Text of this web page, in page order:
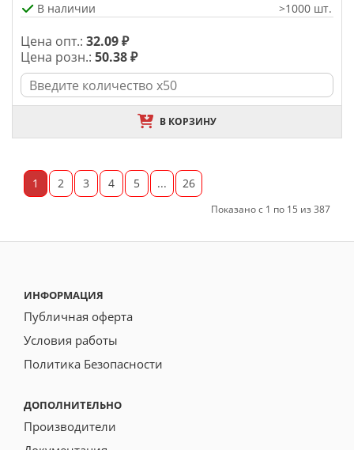
В наличии
>1000 шт.
Цена опт.: 32.09 ₽
Цена розн.: 50.38 ₽
В КОРЗИНУ
1 2 3 4 5 ... 26
Показано с 1 по 15 из 387
ИНФОРМАЦИЯ
Публичная оферта
Условия работы
Политика Безопасности
ДОПОЛНИТЕЛЬНО
Производители